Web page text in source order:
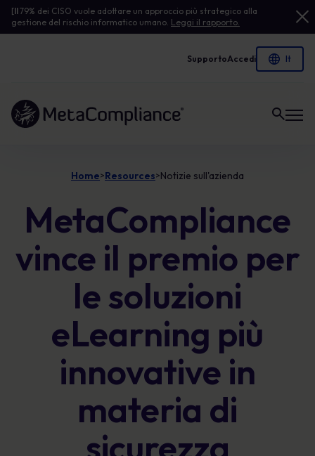
[Il79% dei CISO vuole adottare un approccio più strategico alla
gestione del rischio informatico umano. Leggi il rapporto.
SupportoAccedi
Link alla homepage
Home>Resources>Notizie sull'azienda
MetaCompliance
vince il premio per
le soluzioni
eLearning più
innovative in
materia di